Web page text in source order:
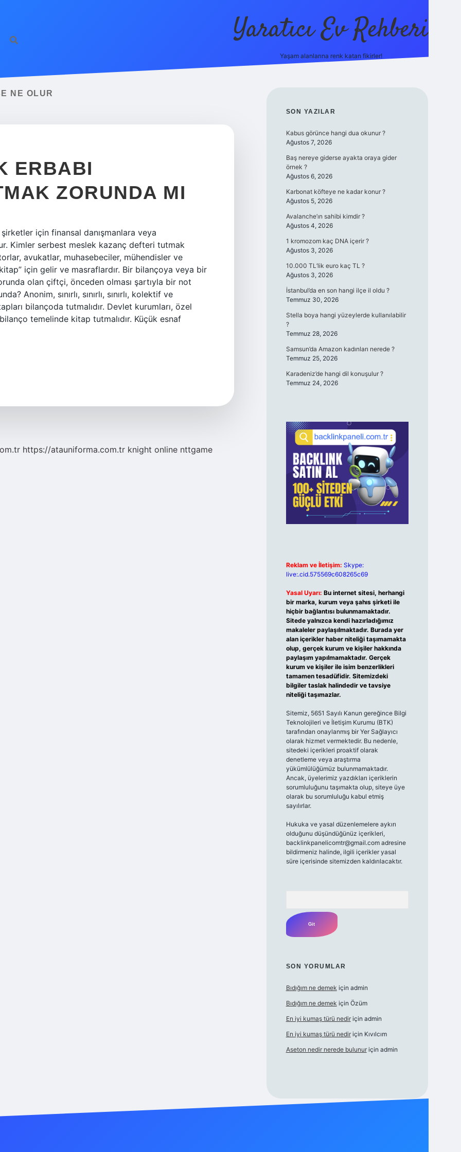
Yaratıcı Ev Rehberi
Yaşam alanlarına renk katan fikirler!
NE OLUR
ERBABI
ZORUNDA MI
için finansal danışmanlara veya
Kimler serbest meslek kazanç defteri tutmak
avukatlar, muhasebeciler, mühendisler ve
için gelir ve masraflardır. Bir bilançoya veya bir
olan çiftçi, önceden olması şartıyla bir not
Anonim, sınırlı, sınırlı, sınırlı, kolektif ve
bilançoda tutmalıdır. Devlet kurumları, özel
temelinde kitap tutmalıdır. Küçük esnaf
https://atauniforma.com.tr knight online nttgame
SIDEBAR
SON YAZILAR
Kabus görünce hangi dua okunur ?
Ağustos 7, 2026
Baş nereye giderse ayakta oraya gider
örnek ?
Ağustos 6, 2026
Karbonat köfteye ne kadar konur ?
Ağustos 5, 2026
Avalanche’ın sahibi kimdir ?
Ağustos 4, 2026
1 kromozom kaç DNA içerir ?
Ağustos 3, 2026
10.000 TL’lik euro kaç TL ?
Ağustos 3, 2026
İstanbul’da en son hangi ilçe il oldu ?
Temmuz 30, 2026
Stella boya hangi yüzeylerde kullanılabilir
?
Temmuz 28, 2026
Samsun’da Amazon kadınları nerede ?
Temmuz 25, 2026
Karadeniz’de hangi dil konuşulur ?
Temmuz 24, 2026
Reklam ve İletişim: Skype:
live:.cid.575569c608265c69
Yasal Uyarı: Bu internet sitesi, herhangi
bir marka, kurum veya şahıs şirketi ile
hiçbir bağlantısı bulunmamaktadır.
Sitede yalnızca kendi hazırladığımız
makaleler paylaşılmaktadır. Burada yer
alan içerikler haber niteliği taşımamakta
olup, gerçek kurum ve kişiler hakkında
paylaşım yapılmamaktadır. Gerçek
kurum ve kişiler ile isim benzerlikleri
tamamen tesadüfidir. Sitemizdeki
bilgiler taslak halindedir ve tavsiye
niteliği taşımazlar.
Sitemiz, 5651 Sayılı Kanun gereğince Bilgi
Teknolojileri ve İletişim Kurumu (BTK)
tarafından onaylanmış bir Yer Sağlayıcı
olarak hizmet vermektedir. Bu nedenle,
sitedeki içerikleri proaktif olarak
denetleme veya araştırma
yükümlülüğümüz bulunmamaktadır.
Ancak, üyelerimiz yazdıkları içeriklerin
sorumluluğunu taşımakta olup, siteye üye
olarak bu sorumluluğu kabul etmiş
sayılırlar.
Hukuka ve yasal düzenlemelere aykırı
olduğunu düşündüğünüz içerikleri,
backlinkpanelicomtr@gmail.comadresine
bildirmeniz halinde, ilgili içerikler yasal
süre içerisinde sitemizden kaldırılacaktır.
SON YORUMLAR
Bıdığım ne demek için admin
Bıdığım ne demek için Özüm
En iyi kumaş türü nediriçin admin
En iyi kumaş türü nediriçin Kıvılcım
Aseton nedir nerede bulunuriçin admin